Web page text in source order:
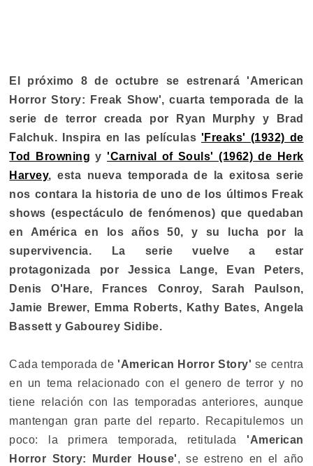
El próximo 8 de octubre se estrenará 'American
Horror Story: Freak Show', cuarta temporada de la
serie de terror creada por Ryan Murphy y Brad
Falchuk. Inspira en las películas 'Freaks' (1932) de
Tod Browning y'Carnival of Souls' (1962) de Herk
Harvey, esta nueva temporada de la exitosa serie
nos contara la historia de uno de los últimos Freak
shows (espectáculo de fenómenos) que quedaban
en América en los años 50, y su lucha por la
supervivencia. La serie vuelve a estar
protagonizada por Jessica Lange, Evan Peters,
Denis O'Hare, Frances Conroy, Sarah Paulson,
Jamie Brewer, Emma Roberts, Kathy Bates, Angela
Bassett y Gabourey Sidibe.
Cada temporada de 'American Horror Story' se centra
en un tema relacionado con el genero de terror y no
tiene relación con las temporadas anteriores, aunque
mantengan gran parte del reparto. Recapitulemos un
poco: la primera temporada, retitulada 'American
Horror Story: Murder House', se estreno en el año